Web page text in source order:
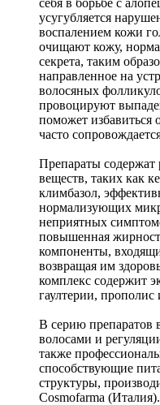
усугубляется
воспалением кожи
очищают кожу,
секрета, таким
направленное на
волосяных
провоцируют
поможет избавиться
часто
Препараты содержат
веществ, таких как
климбазол,
нормализующих
неприятных
повышенная
компоненты,
возвращая им
комплекс содержит
гаултерии,
В серию препаратов
волосами и
также
способствующие
структуры,
Cosmofarma (Италия).